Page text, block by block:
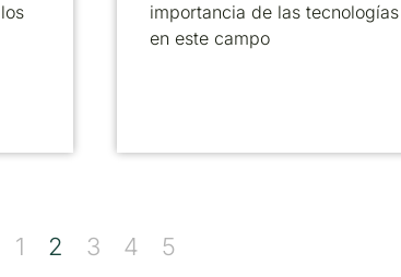
importancia de las tecnologías
en este campo
1 2 3 4 5